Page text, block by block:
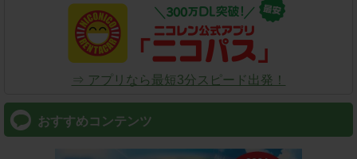
⇒ アプリなら最短3分スピード出発！
おすすめコンテンツ